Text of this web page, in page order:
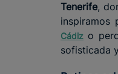
Tenerife,
inspiramos
Cádiz o
sofisticada